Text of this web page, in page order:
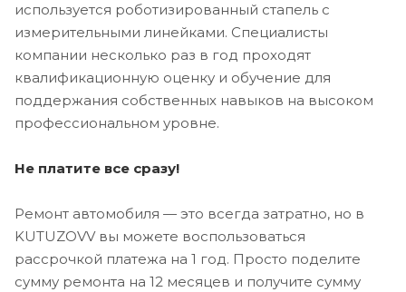
используется роботизированный стапель с
измерительными линейками. Специалисты
компании несколько раз в год проходят
квалификационную оценку и обучение для
поддержания собственных навыков на высоком
профессиональном уровне.
Не платите все сразу!
Ремонт автомобиля — это всегда затратно, но в
KUTUZOVV вы можете воспользоваться
рассрочкой платежа на 1 год. Просто поделите
сумму ремонта на 12 месяцев и получите сумму